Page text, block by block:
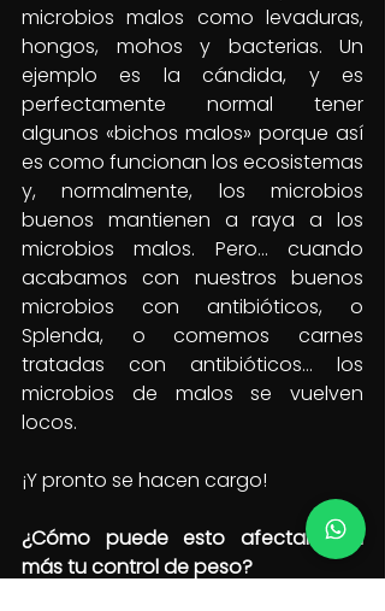
microbios malos como levaduras,
hongos, mohos y bacterias. Un
ejemplo es la cándida, y es
perfectamente normal tener
algunos «bichos malos» porque así
es como funcionan los ecosistemas
y, normalmente, los microbios
buenos mantienen a raya a los
microbios malos. Pero… cuando
acabamos con nuestros buenos
microbios con antibióticos, o
Splenda, o comemos carnes
tratadas con antibióticos… los
microbios de malos se vuelven
locos.
¡Y pronto se hacen cargo!
¿Cómo puede esto afectar aún
más tu control de peso?